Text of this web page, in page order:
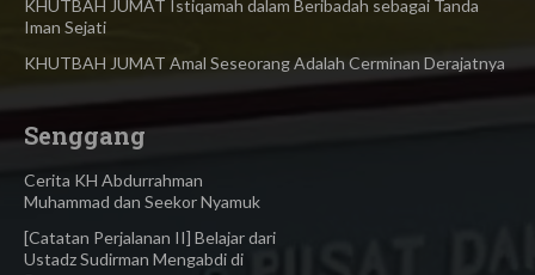
KHUTBAH JUMAT Istiqamah dalam Beribadah sebagai Tanda
Iman Sejati
KHUTBAH JUMAT Amal Seseorang Adalah Cerminan Derajatnya
Senggang
Cerita KH Abdurrahman
Muhammad dan Seekor Nyamuk
[Catatan Perjalanan II] Belajar dari
Ustadz Sudirman Mengabdi di